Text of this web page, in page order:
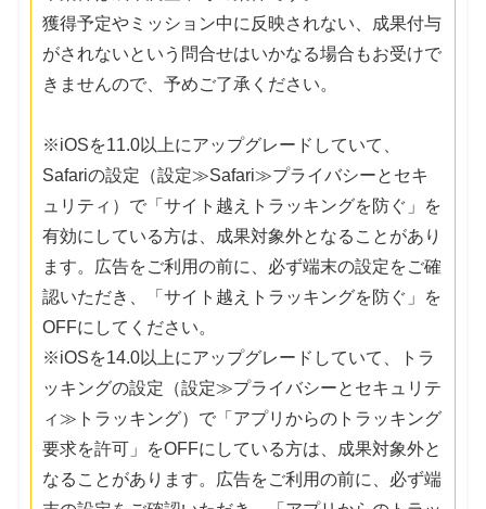
獲得予定やミッション中に反映されない、成果付与
がされないという問合せはいかなる場合もお受けで
きませんので、予めご了承ください。
※iOSを11.0以上にアップグレードしていて、
Safariの設定（設定≫Safari≫プライバシーとセキ
ュリティ）で「サイト越えトラッキングを防ぐ」を
有効にしている方は、成果対象外となることがあり
ます。広告をご利用の前に、必ず端末の設定をご確
認いただき、「サイト越えトラッキングを防ぐ」を
OFFにしてください。
※iOSを14.0以上にアップグレードしていて、トラ
ッキングの設定（設定≫プライバシーとセキュリテ
ィ≫トラッキング）で「アプリからのトラッキング
要求を許可」をOFFにしている方は、成果対象外と
なることがあります。広告をご利用の前に、必ず端